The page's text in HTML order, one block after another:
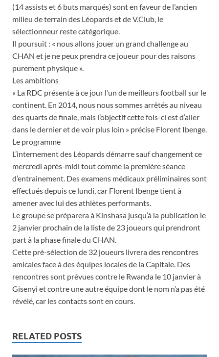
(14 assists et 6 buts marqués) sont en faveur de l’ancien
milieu de terrain des Léopards et de V.Club, le
sélectionneur reste catégorique.
Il poursuit : « nous allons jouer un grand challenge au
CHAN et je ne peux prendra ce joueur pour des raisons
purement physique ».
Les ambitions
« La RDC présente à ce jour l’un de meilleurs football sur le
continent. En 2014, nous nous sommes arrêtés au niveau
des quarts de finale, mais l’objectif cette fois-ci est d’aller
dans le dernier et de voir plus loin » précise Florent Ibenge.
Le programme
L’internement des Léopards démarre sauf changement ce
mercredi après-midi tout comme la première séance
d’entrainement. Des examens médicaux préliminaires sont
effectués depuis ce lundi, car Florent Ibenge tient à
amener avec lui des athlètes performants.
Le groupe se préparera à Kinshasa jusqu’à la publication le
2 janvier prochain de la liste de 23 joueurs qui prendront
part à la phase finale du CHAN.
Cette pré-sélection de 32 joueurs livrera des rencontres
amicales face à des équipes locales de la Capitale. Des
rencontres sont prévues contre le Rwanda le 10 janvier à
Gisenyi et contre une autre équipe dont le nom n’a pas été
révélé, car les contacts sont en cours.
RELATED POSTS